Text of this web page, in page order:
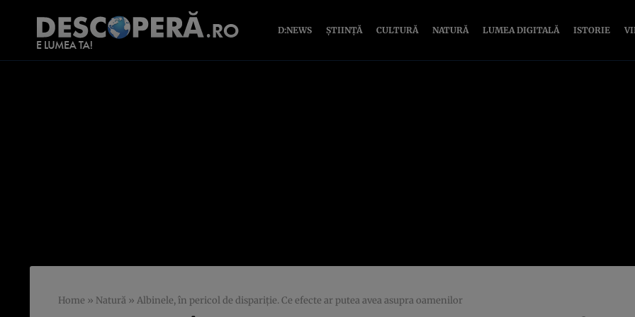
D:NEWS ȘTIINȚĂ CULTURĂ NATURĂ LUMEA DIGITALĂ ISTORIE
Home » Natură » Albinele, în pericol de dispariţie. Ce efecte ar putea avea asupra oamenilor